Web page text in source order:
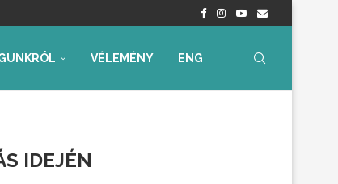
– Értékelés...
VÉLEMÉNY ENG
IDEJÉN